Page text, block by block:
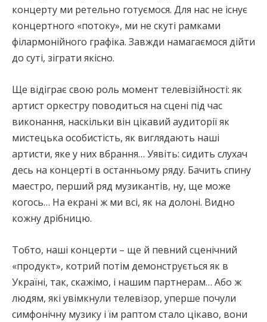
концерту ми ретельно готуємося. Для нас не існує
концертного «потоку», ми не скуті рамками
філармонійного графіка. Завжди намагаємося дійти
до суті, зіграти якісно.
Ще відіграє свою роль момент телевізійності: як
артист оркестру поводиться на сцені під час
виконання, наскільки він цікавий аудиторії як
мистецька особистість, як виглядають наші
артисти, яке у них вбрання… Уявіть: сидить слухач
десь на концерті в останньому ряду. Бачить спину
маестро, перший ряд музикантів, ну, ще може
когось… На екрані ж ми всі, як на долоні. Видно
кожну дрібницю.
Тобто, наші концерти – ще й певний сценічний
«продукт», котрий потім демонструється як в
Україні, так, скажімо, і нашим партнерам… Або ж
людям, які увімкнули телевізор, уперше почули
симфонічну музику і їм раптом стало цікаво, вони